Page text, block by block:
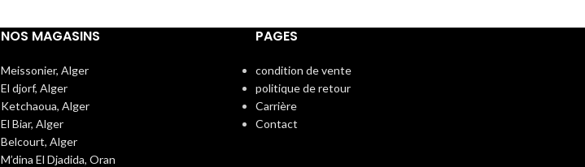
NOS MAGASINS
Meissonier, Alger
El djorf, Alger
Ketchaoua, Alger
El Biar, Alger
Belcourt, Alger
M’dina El Djadida, Oran
PAGES
condition de vente
politique de retour
Carrière
Contact